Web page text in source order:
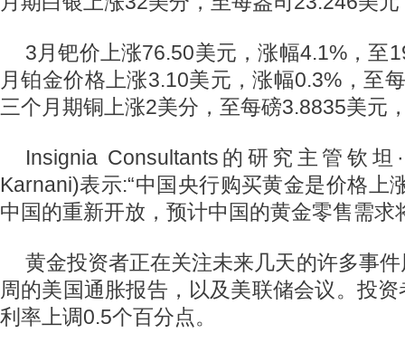
3月钯价上涨76.50美元，涨幅4.1%，至
月铂金价格上涨3.10美元，涨幅0.3%，至
三个月期铜上涨2美分，至每磅3.8835美元
Insignia Consultants的研究主管钦坦
Karnani)表示:“中国央行购买黄金是价格上
中国的重新开放，预计中国的黄金零售需求
黄金投资者正在关注未来几天的许多事
周的美国通胀报告，以及美联储会议。投
利率上调0.5个百分点。